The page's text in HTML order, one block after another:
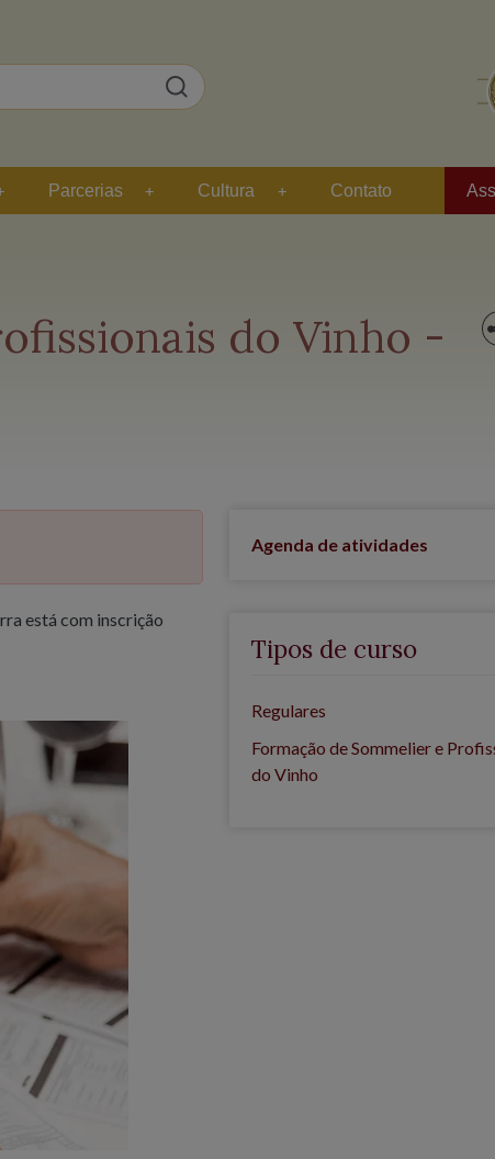
Parcerias Cultura Contato
do Vinho -
está com inscrição
Agenda de atividades
Tipos de curso
Regulares
Formação de Sommelier e
do Vinho